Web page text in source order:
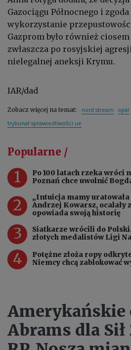
Gazociągu Północnego i
wykorzystanie
Gazprom było również
zwłaszcza po rosyjskiej
nielegalnej aneksji Krymu.
IAR/dad
Zobacz więcej na temat: nord stream opal
trybunał sprawiedliwości ue
Popularne /
1
Po 100 latach rzeka wróci
Poznań chce uwolnić
2
„Intuicja mamy uratowała
Andrzej Kowarsz, ocalały
opowiada swoją historię
3
Siatkarze wrócili do
złotych medalistów Ligi
4
Potężne złoża ropy
Niemcy chcą zablokować
Amerykańskie
Abrams dla